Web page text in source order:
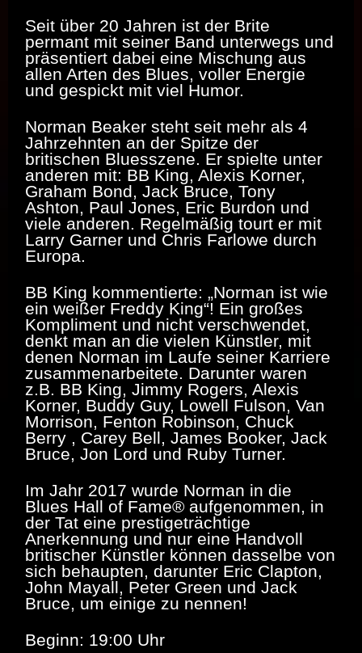
Seit über 20 Jahren ist der Brite
permant mit seiner Band unterwegs und
präsentiert dabei eine Mischung aus
allen Arten des Blues, voller Energie
und gespickt mit viel Humor.
Norman Beaker steht seit mehr als 4
Jahrzehnten an der Spitze der
britischen Bluesszene. Er spielte unter
anderen mit: BB King, Alexis Korner,
Graham Bond, Jack Bruce, Tony
Ashton, Paul Jones, Eric Burdon und
viele anderen. Regelmäßig tourt er mit
Larry Garner und Chris Farlowe durch
Europa.
BB King kommentierte: „Norman ist wie
ein weißer Freddy King“! Ein großes
Kompliment und nicht verschwendet,
denkt man an die vielen Künstler, mit
denen Norman im Laufe seiner Karriere
zusammenarbeitete. Darunter waren
z.B. BB King, Jimmy Rogers, Alexis
Korner, Buddy Guy, Lowell Fulson, Van
Morrison, Fenton Robinson, Chuck
Berry , Carey Bell, James Booker, Jack
Bruce, Jon Lord und Ruby Turner.
Im Jahr 2017 wurde Norman in die
Blues Hall of Fame® aufgenommen, in
der Tat eine prestigeträchtige
Anerkennung und nur eine Handvoll
britischer Künstler können dasselbe von
sich behaupten, darunter Eric Clapton,
John Mayall, Peter Green und Jack
Bruce, um einige zu nennen!
Beginn: 19:00 Uhr